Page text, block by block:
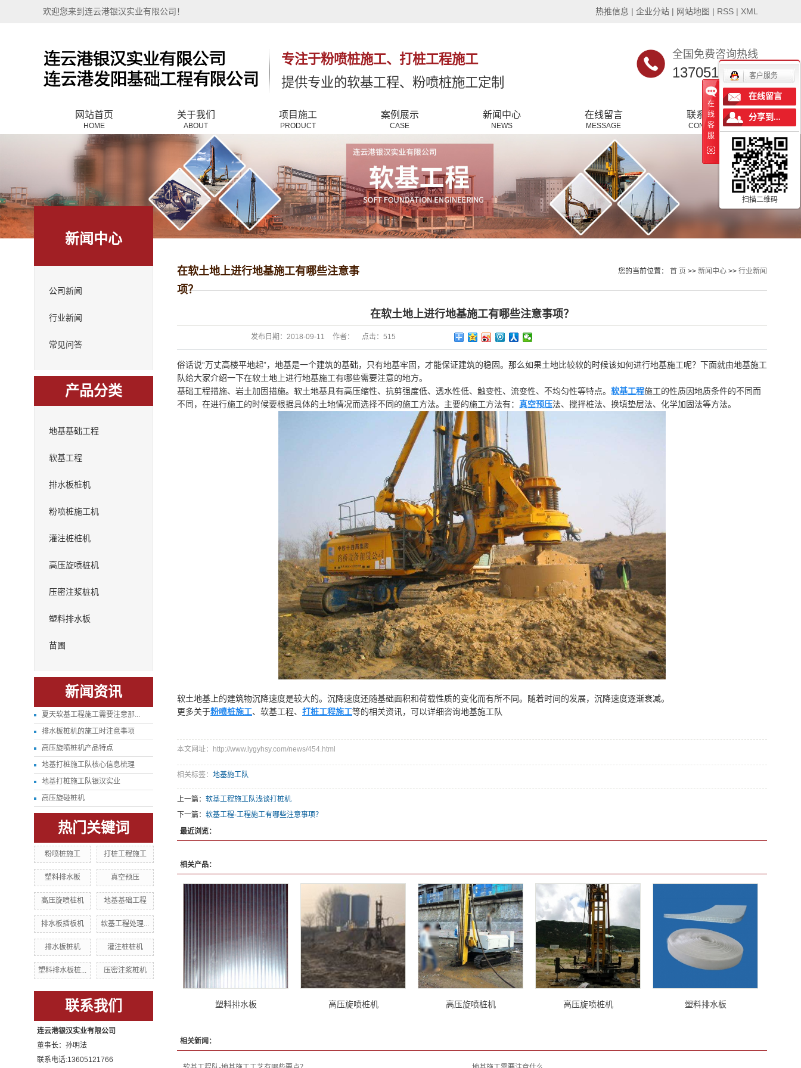
欢迎您来到连云港银汉实业有限公司！ 热推信息 | 企业分站 | 网站地图 | RSS | XML
专注于粉喷桩施工、打桩工程施工
提供专业的软基工程、粉喷桩施工定制
全国免费咨询热线
13705121488
网站首页
HOME
关于我们
ABOUT
公司简介
联系我们
项目施工
PRODUCT
软基工程
排水板桩机
粉喷桩施工机
灌注桩桩机
苗圃
案例展示
CASE
仓储出货
工程案例
新闻中心
NEWS
公司新闻
常见问答
在线留言
MESSAGE
联系我们
CONTACT
新闻中心
公司新闻
行业新闻
常见问答
产品分类
地基基础工程
软基工程
排水板桩机
粉喷桩施工机
灌注桩桩机
高压旋喷桩机
压密注浆桩机
塑料排水板
苗圃
新闻资讯
夏天软基工程施工需要注意那...
排水板桩机的施工时注意事项
高压旋喷桩机产品特点
地基打桩施工队核心信息梳理
地基打桩施工队银汉实业
高压旋碰桩机
热门关键词
粉喷桩施工 打桩工程施工
塑料排水板 真空预压
高压旋喷桩机 地基基础工程
排水板插板机 软基工程处理...
排水板桩机 灌注桩桩机
塑料排水板桩... 压密注浆桩机
联系我们
连云港银汉实业有限公司
董事长：孙明法
联系电话:13605121766
在软土地上进行地基施工有哪些注意事
项？
您的当前位置： 首 页 >> 新闻中心 >> 行业新闻
在软土地上进行地基施工有哪些注意事项？
发布日期： 2018-09-11 作者： 点击： 515
俗话说“万丈高楼平地起”，地基是一个建筑的基础，只有地基牢固，才能保证建筑的稳固。那么如果土地比较软的时候该如何进行地基施工呢？下面就由地基施工
队给大家介绍一下在软土地上进行地基施工有哪些需要注意的地方。
基础工程措施、岩土加固措施。软土地基具有高压缩性、抗剪强度低、透水性低、触变性、流变性、不均匀性等特点。 软基工程施工的性质因地质条件的不同而
不同，在进行施工的时候要根据具体的土地情况而选择不同的施工方法。主要的施工方法有： 真空预压法、搅拌桩法、换填垫层法、化学加固法等方法。
软土地基上的建筑物沉降速度是较大的。沉降速度还随基础面积和荷载性质的变化而有所不同。随着时间的发展，沉降速度逐渐衰减。
更多关于粉喷桩施工、软基工程、 打桩工程施工等的相关资讯，可以详细咨询地基施工队
本文网址：http://www.lygyhsy.com/news/454.html
相关标签： 地基施工队
上一篇： 软基工程施工队浅谈打桩机
下一篇： 软基工程-工程施工有哪些注意事项？
最近浏览：
相关产品：
塑料排水板 高压旋喷桩机 高压旋喷桩机 高压旋喷桩机 塑料排水板
相关新闻：
在
线
客
服
客户服务
在线留言
分享到...
扫描二维码